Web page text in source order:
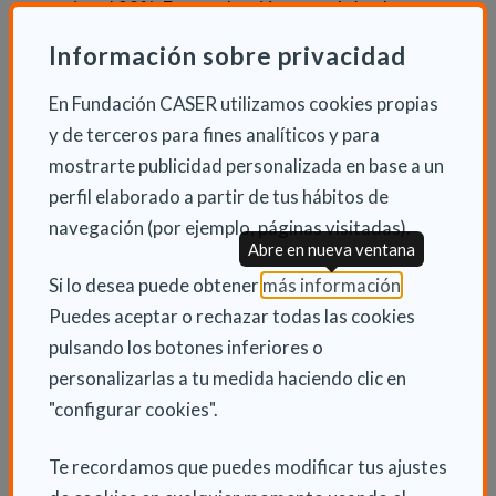
Información sobre privacidad
En Fundación CASER utilizamos cookies propias
y de terceros para fines analíticos y para
mostrarte publicidad personalizada en base a un
perfil elaborado a partir de tus hábitos de
navegación (por ejemplo, páginas visitadas).
Si lo desea puede obtener más información
Puedes aceptar o rechazar todas las cookies
pulsando los botones inferiores o
personalizarlas a tu medida haciendo clic en
"configurar cookies".
Te recordamos que puedes modificar tus ajustes
Abre en nueva ventana
superior al 33%. Esta reducción se podrá enlazar
misma cuota durante 5 años.
Esta medida se ampliará a todos los emprendedores
con discapacidad, con independencia de su edad, en el
marco del proyecto de Ley por la que se modifica y
actualiza la normativa en materia de autoempleo y se
adoptan medidas de fomento y promoción del
trabajo autónomo y de la Economía Social, que
actualmente se tramita en las Cortes.
La norma reconoce que los trabajadores por cuenta
propia beneficiarios de la Tarifa Plana podrán
el incentivo, lo cual tendrá un favorable impacto a los